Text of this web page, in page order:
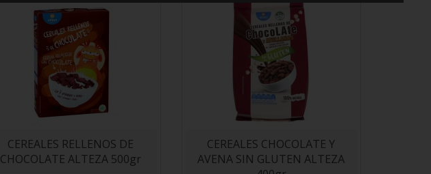
CEREALES RELLENOS DE
CHOCOLATE ALTEZA 500gr
CEREALES CHOCOLATE Y
AVENA SIN GLUTEN ALTEZA